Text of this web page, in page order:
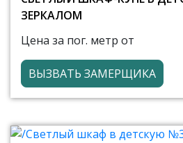
ЗЕРКАЛОМ
Цена за пог. метр от
ВЫЗВАТЬ ЗАМЕРЩИКА